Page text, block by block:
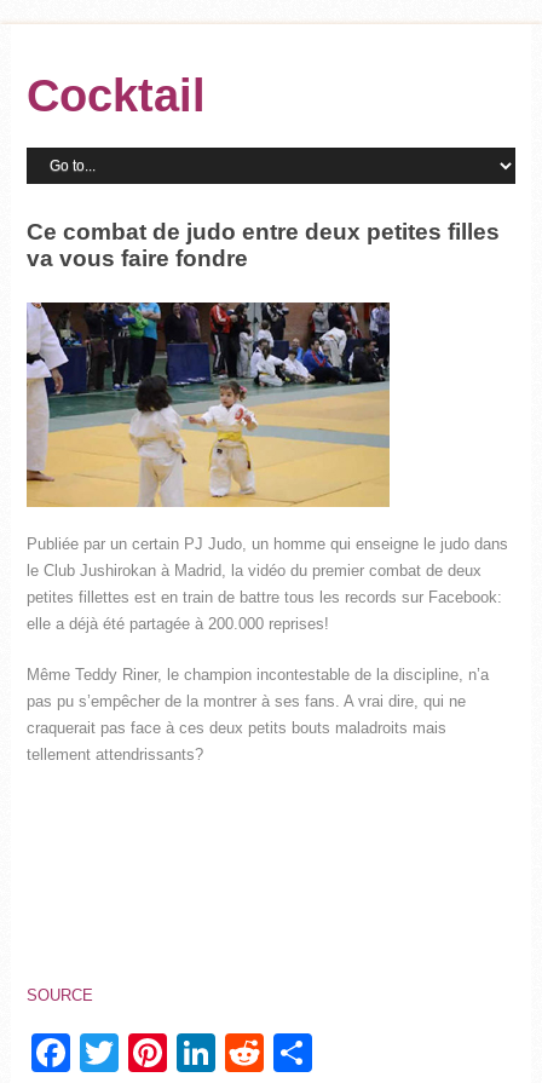
Cocktail
Ce combat de judo entre deux petites filles
va vous faire fondre
Publiée par un certain PJ Judo, un homme qui enseigne le judo dans
le Club Jushirokan à Madrid, la vidéo du premier combat de deux
petites fillettes est en train de battre tous les records sur Facebook:
elle a déjà été partagée à 200.000 reprises!
Même Teddy Riner, le champion incontestable de la discipline, n’a
pas pu s’empêcher de la montrer à ses fans. A vrai dire, qui ne
craquerait pas face à ces deux petits bouts maladroits mais
tellement attendrissants?
SOURCE
Facebook
TwitterPinterest
LinkedIn
Reddit